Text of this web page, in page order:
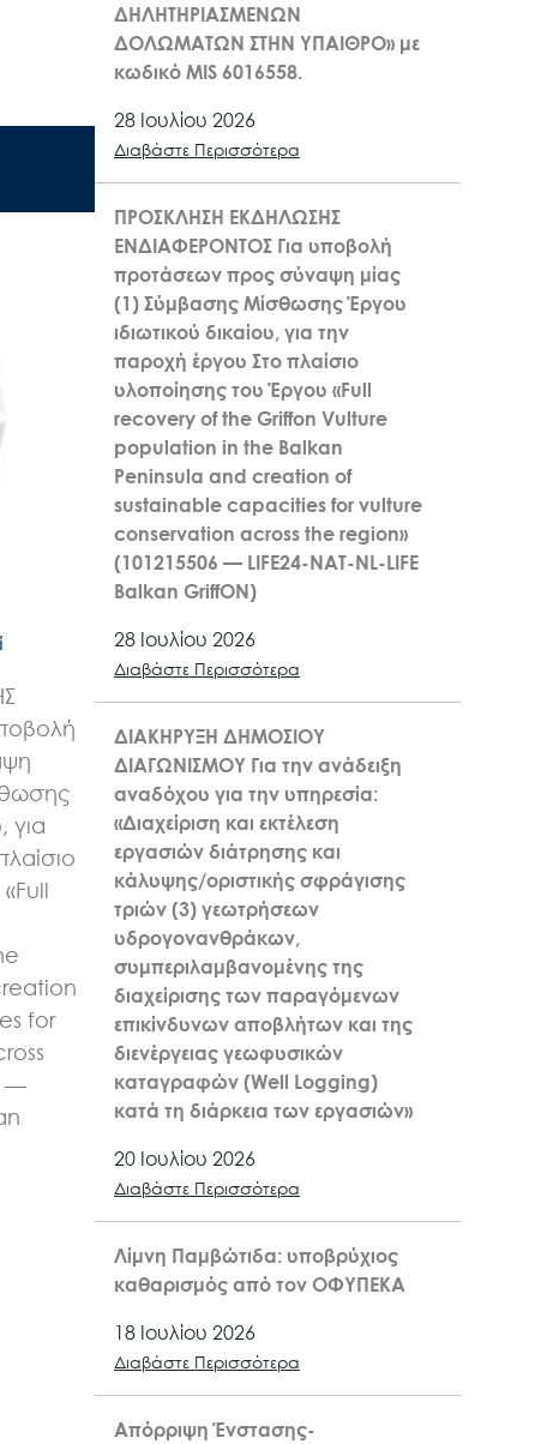
για
for
—
ΔΗΛΗΤΗΡΙΑΣΜΕΝΩΝ
ΔΟΛΩΜΑΤΩΝ ΣΤΗΝ ΥΠΑΙΘΡΟ» με
κωδικό MIS 6016558.
28 Ιουλίου 2026
Διαβάστε Περισσότερα
ΠΡΟΣΚΛΗΣΗ ΕΚΔΗΛΩΣΗΣ
ΕΝΔΙΑΦΕΡΟΝΤΟΣ Για υποβολή
προτάσεων προς σύναψη μίας
(1) Σύμβασης Μίσθωσης Έργου
ιδιωτικού δικαίου, για την
παροχή έργου Στο πλαίσιο
υλοποίησης του Έργου «Full
recovery of the Griffon Vulture
population in the Balkan
Peninsula and creation of
sustainable capacities for vulture
conservation across the region»
(101215506 — LIFE24-NAT-NL-LIFE
Balkan GriffON)
28 Ιουλίου 2026
Διαβάστε Περισσότερα
ΔΙΑΚΗΡΥΞΗ ΔΗΜΟΣΙΟΥ
ΔΙΑΓΩΝΙΣΜΟΥ Για την ανάδειξη
αναδόχου για την υπηρεσία:
«Διαχείριση και εκτέλεση
εργασιών διάτρησης και
κάλυψης/οριστικής σφράγισης
τριών (3) γεωτρήσεων
υδρογονανθράκων,
συμπεριλαμβανομένης της
διαχείρισης των παραγόμενων
επικίνδυνων αποβλήτων και της
διενέργειας γεωφυσικών
καταγραφών (Well Logging)
κατά τη διάρκεια των εργασιών»
20 Ιουλίου 2026
Διαβάστε Περισσότερα
Λίμνη Παμβώτιδα: υποβρύχιος
καθαρισμός από τον ΟΦΥΠΕΚΑ
18 Ιουλίου 2026
Διαβάστε Περισσότερα
Απόρριψη Ένστασης-